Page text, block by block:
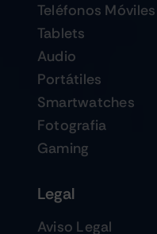
Teléfonos Móviles
Tablets
Audio
Portátiles
Smartwatches
Fotografia
Gaming
Legal
Aviso Legal